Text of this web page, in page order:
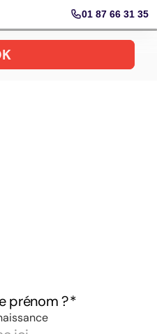
01 87 66 31 35